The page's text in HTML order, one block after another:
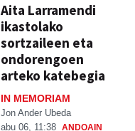
Aita Larramendi
ikastolako
sortzaileen eta
ondorengoen
arteko katebegia
IN MEMORIAM
Jon Ander Ubeda
abu 06, 11:38 ANDOAIN